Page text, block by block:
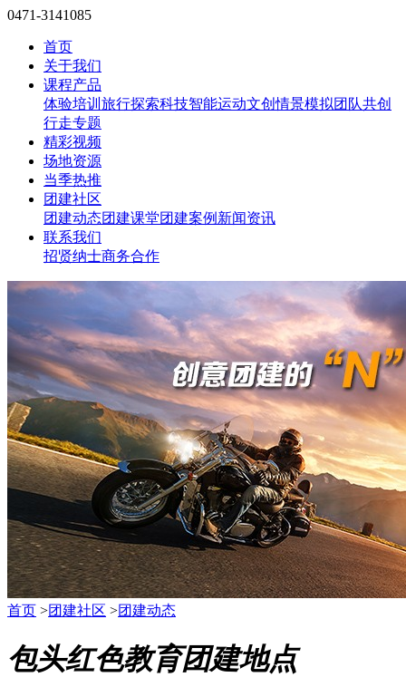
0471-3141085
首页
关于我们
课程产品
体验培训 旅行探索科技智能运动文创情景模拟团队共创
行走专题
精彩视频
场地资源
当季热推
团建社区
团建动态团建课堂团建案例 新闻资讯
联系我们
招贤纳士商务合作
首页 >团建社区 >团建动态
包头红色教育团建地点